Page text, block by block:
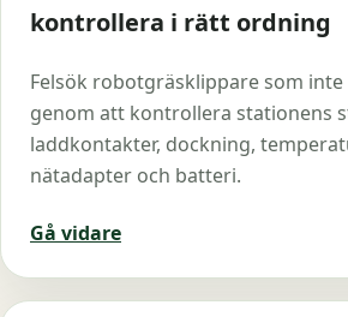
kontrollera i rätt ordning
Felsök robotgräsklippare som
genom att kontrollera stationens
laddkontakter, dockning,
nätadapter och batteri.
Gå vidare